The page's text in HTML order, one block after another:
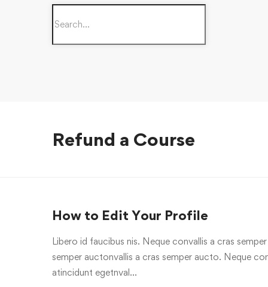
for:
Refund a Course
How to Edit Your Profile
Libero id faucibus nis. Neque convallis a cras
semper auctonvallis a cras semper aucto. Neque
atincidunt egetnval…